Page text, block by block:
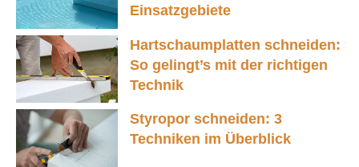
Einsatzgebiete
Hartschaumplatten schneiden:
So gelingt’s mit der richtigen
Technik
Styropor schneiden: 3
Techniken im Überblick